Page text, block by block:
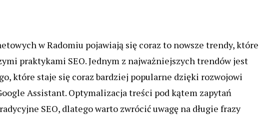
w Radomiu pojawiają się coraz to nowsze trendy, które
praktykami SEO. Jednym z najważniejszych trendów jest
które staje się coraz bardziej popularne dzięki rozwojowi
Assistant. Optymalizacja treści pod kątem zapytań
SEO, dlatego warto zwrócić uwagę na długie frazy